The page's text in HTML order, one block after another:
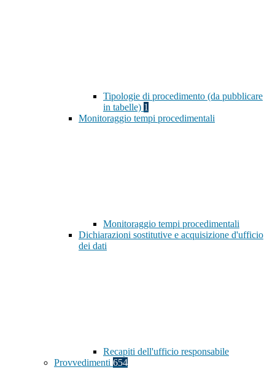
Tipologie di procedimento (da pubblicare
in tabelle) 1
Monitoraggio tempi procedimentali
Monitoraggio tempi procedimentali
Dichiarazioni sostitutive e acquisizione d'ufficio
dei dati
Recapiti dell'ufficio responsabile
Provvedimenti 654